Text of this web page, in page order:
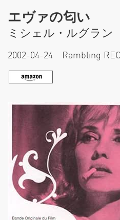
エヴァの匂い
ミシェル・ルグラン
2002-04-24 Rambling